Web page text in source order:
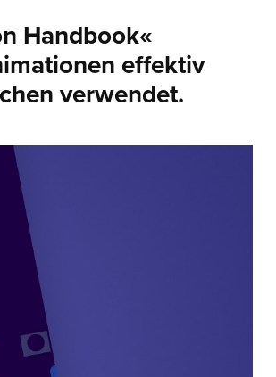
Handbook«
effektiv
verwendet.